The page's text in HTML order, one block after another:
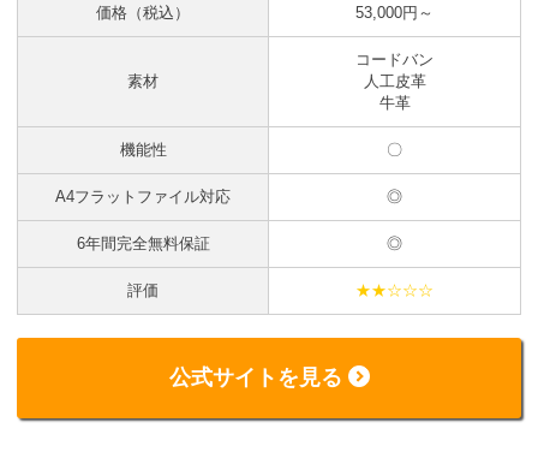
価格（税込） 53,000円～
素材
コードバン
人工皮革
牛革
機能性 〇
A4フラットファイル対応 ◎
6年間完全無料保証 ◎
評価 ★★☆☆☆
公式サイトを見る